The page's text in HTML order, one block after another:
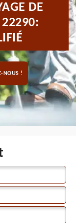
DE
22290:
NOUS !